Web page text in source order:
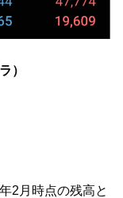
）
2月時点の残高と